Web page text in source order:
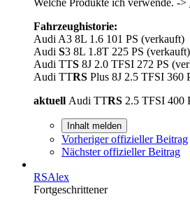
Fahrzeughistorie:
Audi A3 8L 1.6 101 PS (verkauft)
Audi S3 8L 1.8T 225 PS (verkauft)
Audi TTS 8J 2.0 TFSI 272 PS
Audi TTRS Plus 8J 2.5 TFSI 360
aktuell Audi TTRS 2.5 TFSI 400
Inhalt melden
Vorheriger offizieller Beitrag
Nächster offizieller Beitrag
RSAlex
Fortgeschrittener